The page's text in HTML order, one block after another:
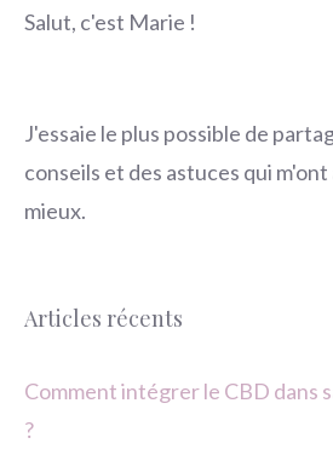
Salut, c'est Marie !
J'essaie le plus possible de
conseils et des astuces qui
mieux.
Articles récents
Comment intégrer le CBD dans
?